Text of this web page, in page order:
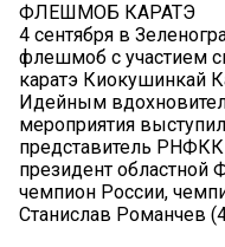
ФЛЕШМОБ КАРАТЭ
4 сентября в
флешмоб с участием
каратэ Киокушинкай
Идейным
мероприятия
представитель РНФКК
президент областной
чемпион России,
Станислав Романчев